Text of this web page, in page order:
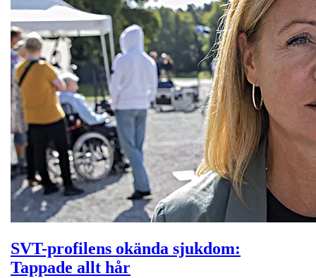
SVT-profilens okända sjukdom:
Tappade allt hår